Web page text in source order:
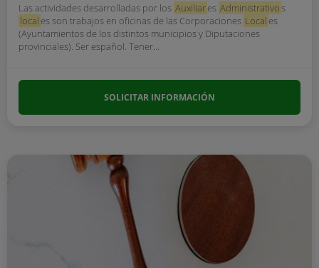
Las actividades desarrolladas por los Auxiliares Administrativos
local es son trabajos en oficinas de las Corporaciones Local es
(Ayuntamientos de los distintos municipios y Diputaciones
provinciales). Ser español. Tener...
SOLICITAR INFORMACIÓN